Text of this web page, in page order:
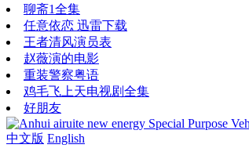
聊斋1全集
任意依恋 迅雷下载
王者清风演员表
赵薇演的电影
重装警察粤语
鸡毛飞上天电视剧全集
好朋友
中文版 English